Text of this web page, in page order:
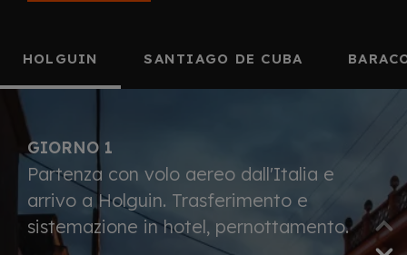
HOLGUIN SANTIAGO DE CUBA
GIORNO 1
Partenza con volo aereo dall'Italia e
arrivo a Holguin. Trasferimento e
sistemazione in hotel, pernottamento.